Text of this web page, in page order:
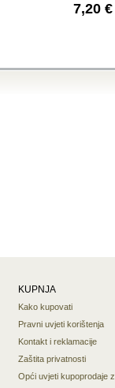
7,20 €
KUPNJA
Kako kupovati
Pravni uvjeti korištenja
Kontakt i reklamacije
Zaštita privatnosti
Opći uvjeti kupoprodaje